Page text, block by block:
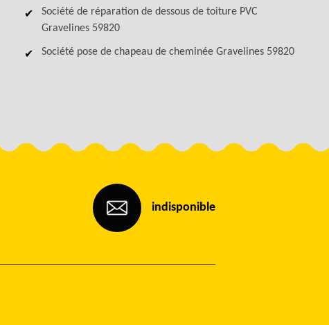
Société de réparation de dessous de toiture PVC
Gravelines 59820
Société pose de chapeau de cheminée Gravelines 59820
indisponible